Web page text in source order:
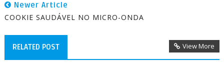
Newer Article
COOKIE SAUDÁVEL NO MICRO-ONDA
RELATED POST View More